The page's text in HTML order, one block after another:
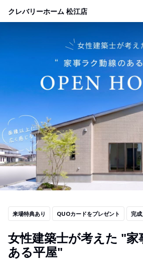
クレバリーホーム 松江店
来場特典あり QUOカードをプレゼント 完
女性建築士が考えた "家
ある平屋"